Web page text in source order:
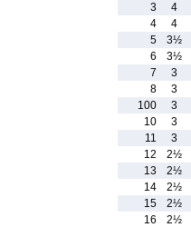
3
4
4
4
5
3½
6
3½
7
3
8
3
100
3
10
3
11
3
12
2½
13
2½
14
2½
15
2½
16
2½